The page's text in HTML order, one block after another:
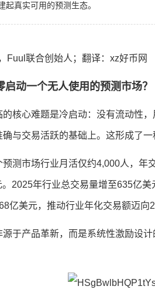
起真实可用的预测生态。
Fuul联合创始人；翻译：xz好币网
启动一个无人使用的预测市场？
的核心难题是冷启动：没有流动性
确与交易活跃的基础上。这形成了
预测市场行业月活仅约4,000人，年
。2025年行业总交易量增至635亿
亿美元，推动行业年化交易额迈向
于产品革新，而是系统性激励设